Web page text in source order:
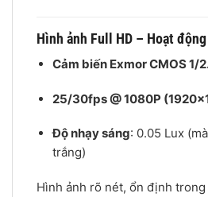
Hình ảnh Full HD – Hoạt
Cảm biến Exmor CMOS 1/
25/30fps @ 1080P
Độ nhạy sáng: 0.05 Lux
trắng)
Hình ảnh rõ nét, ổn định